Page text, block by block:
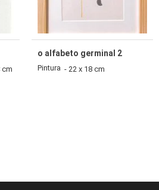
cm
o alfabeto germinal 2
Pintura - 22 x 18 cm